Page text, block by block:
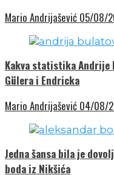
Mario Andrijašević 05/08/
Kakva statistika Andrije
Gülera i Endricka
Mario Andrijašević 04/08/
Jedna šansa bila je
boda iz Nikšića